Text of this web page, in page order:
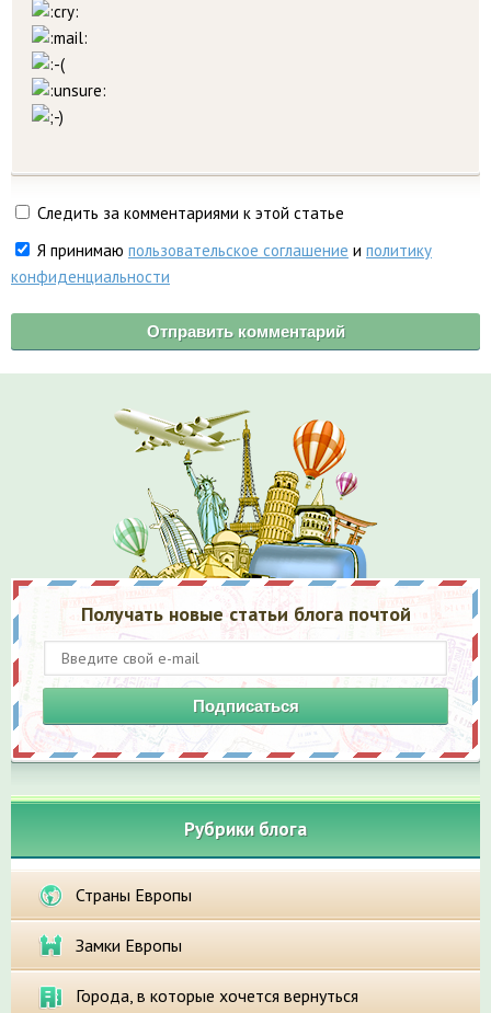
Следить за комментариями к этой статье
Я принимаю пользовательское соглашение и политику
конфиденциальности
Получать новые статьи блога почтой
Подписаться
Рубрики блога
Страны Европы
Замки Европы
Города, в которые хочется вернуться